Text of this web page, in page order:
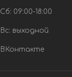
Сб: 09:00-18:00
Вс: выходной
ВКонтакте